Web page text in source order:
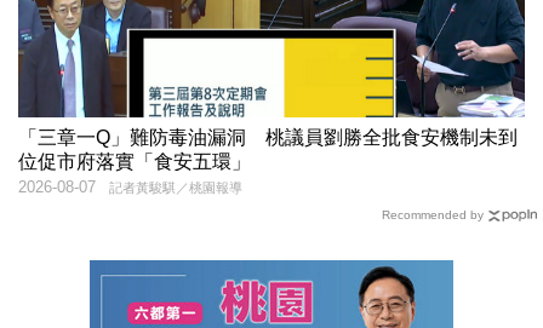
「三章一Q」難防毒油漏洞 桃議員劉勝全批食安機制未到
位促市府落實「食安五環」
記者黃駿騏／桃園報導
2026-08-07
Recommended by